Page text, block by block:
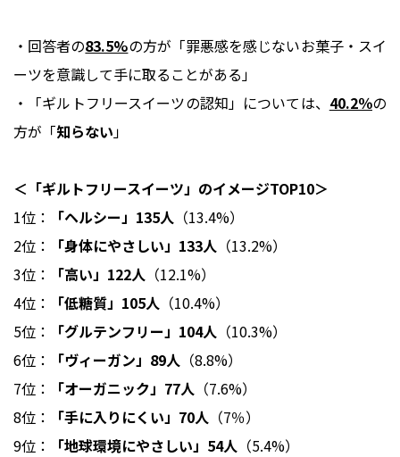
・回答者の83.5%の方が「罪悪感を感じないお菓子・スイ
ーツを意識して手に取ることがある」
・「ギルトフリースイーツの認知」については、 40.2％の
方が「知らない 」
＜「ギルトフリースイーツ」のイメージTOP10＞
1位：
「ヘルシー」135人 （13.4%）
2位：
「身体にやさしい」133人 （13.2%）
3位：
「高い」122人 （12.1%）
4位：
「低糖質」105人 （10.4%）
5位：
「グルテンフリー」104人 （10.3%）
6位：
「ヴィーガン」89人 （8.8%）
7位：
「オーガニック」77人 （7.6%）
8位：
「手に入りにくい」70人 （7％）
9位：
「地球環境にやさしい」54人 （5.4%）